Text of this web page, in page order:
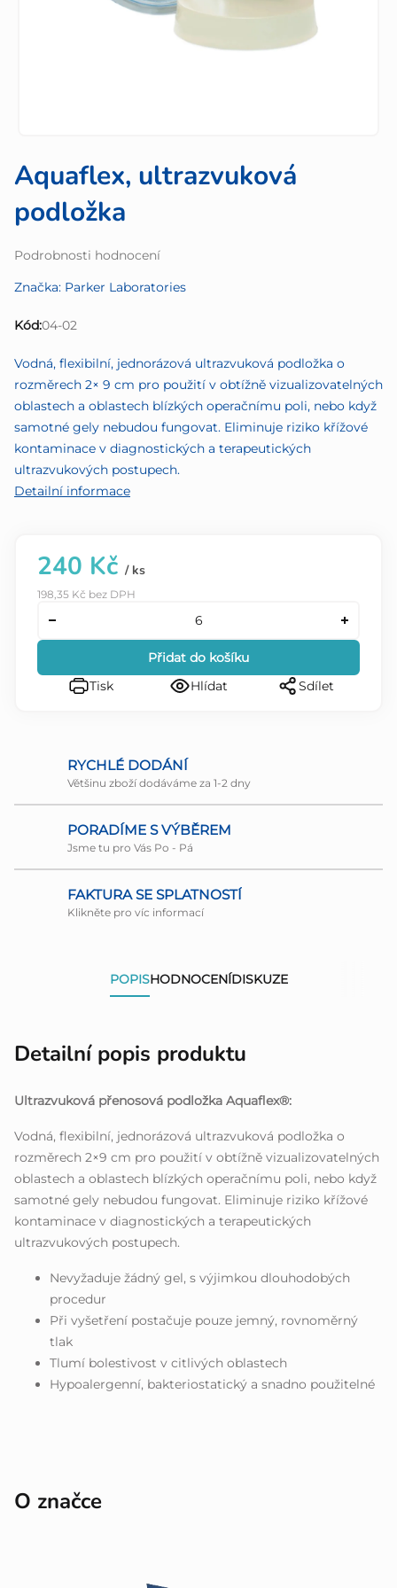
Aquaflex, ultrazvuková
podložka
Průměrné
produktu
0,0
Podrobnosti hodnocení
Značka: Parker Laboratories
Kód:04-02
Vodná, flexibilní, jednorázová ultrazvuková podložka o
rozměrech 2× 9 cm pro použití v obtížně vizualizovatelných
oblastech a oblastech blízkých operačnímu poli, nebo když
samotné gely nebudou fungovat. Eliminuje riziko křížové
kontaminace v diagnostických a terapeutických
ultrazvukových postupech.
Detailní informace
240 Kč / ks
198,35 Kč bez DPH
Přidat do košíku
Tisk
Hlídat Sdílet
RYCHLÉ DODÁNÍ
Většinu zboží dodáváme za 1-2 dny
PORADÍME S VÝBĚREM
Jsme tu pro Vás Po - Pá
FAKTURA SE SPLATNOSTÍ
Klikněte pro víc informací
POPISHODNOCENÍDISKUZE
Detailní popis produktu
Ultrazvuková přenosová podložka Aquaflex®:
Vodná, flexibilní, jednorázová ultrazvuková podložka o
rozměrech 2×9 cm pro použití v obtížně vizualizovatelných
oblastech a oblastech blízkých operačnímu poli, nebo když
samotné gely nebudou fungovat. Eliminuje riziko křížové
kontaminace v diagnostických a terapeutických
ultrazvukových postupech.
Nevyžaduje žádný gel, s výjimkou dlouhodobých
procedur
Při vyšetření postačuje pouze jemný, rovnoměrný
tlak
Tlumí bolestivost v citlivých oblastech
Hypoalergenní, bakteriostatický a snadno použitelné
O značce